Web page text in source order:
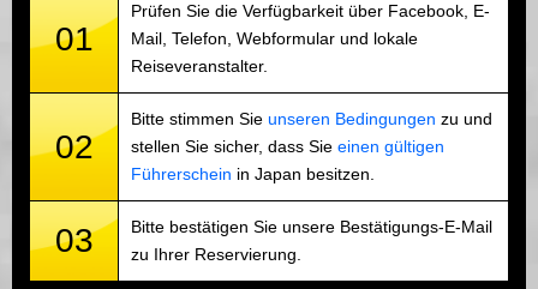
01
Prüfen Sie die Verfügbarkeit über Facebook, E-
Mail, Telefon, Webformular und lokale
Reiseveranstalter.
02
Bitte stimmen Sie unseren Bedingungen zu und
stellen Sie sicher, dass Sie einen gültigen
Führerschein in Japan besitzen.
03
Bitte bestätigen Sie unsere Bestätigungs-E-Mail
zu Ihrer Reservierung.